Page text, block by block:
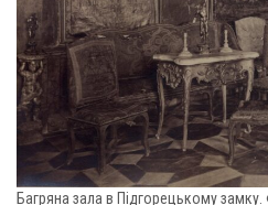
Багряна зала в Підгорецькому